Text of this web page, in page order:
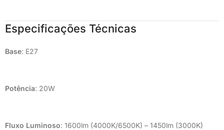
Especificações Técnicas
Base: E27
Potência: 20W
Fluxo Luminoso: 1600lm (4000K/6500K) – 1450lm (3000K)